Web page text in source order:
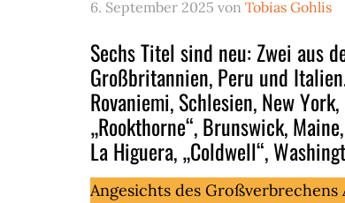
6. September 2025 von Tobias Gohlis
Sechs Titel sind neu: Zwei aus
Großbritannien, Peru und
Rovaniemi, Schlesien, New
„Rookthorne“, Brunswick,
La Higuera, „Coldwell“,
Angesichts des